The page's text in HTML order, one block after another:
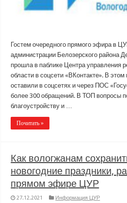
Гостем очередного прямого эфира в
администрации Белозерского района
прошла в паблике Центра управления
области в соцсети «ВКонтакте». В
оставили в соцсетях и через ПОС
более 300 обращений. В ТОП вопросы
благоустройству и …
Почитать »
Как вологжанам
новогодние праздники,
прямом эфире ЦУР
27.12.2021 Информация ЦУР